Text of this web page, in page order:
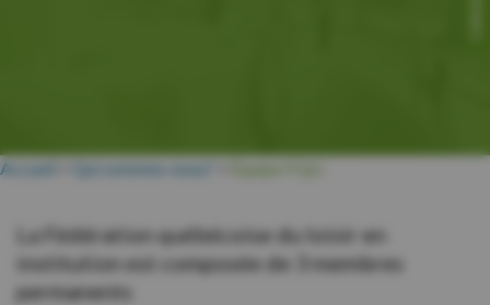
Accueil
La Fédération québécoise du loisir en
institution est composée de 3 membres
permanents